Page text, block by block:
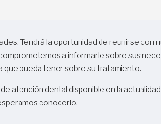
Tendrá la oportunidad de reunirse con
a informarle sobre sus
pueda tener sobre su tratamiento.
atención dental disponible en la
conocerlo.